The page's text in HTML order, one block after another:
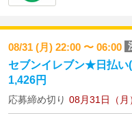
08/31 (月) 22:00 〜 06:00
セブンイレブン★日払
1,426円
応募締め切り 08月31日（月